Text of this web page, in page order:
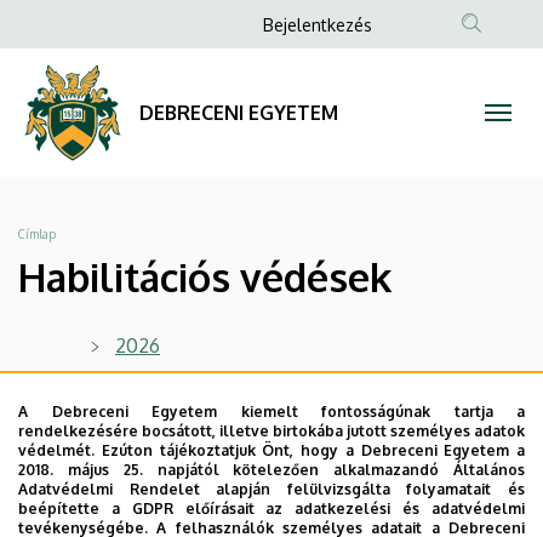
védések
DEBRECENI
EGYETEM
a
tartalomra
Anonim
menüje
Bejelentkezés
DEBRECENI EGYETEM
Morzsa
Címlap
Habilitációs védések
2026
2024
2023
2022
A Debreceni Egyetem kiemelt fontosságúnak tartja a
rendelkezésére bocsátott, illetve birtokába jutott személyes adatok
védelmét. Ezúton tájékoztatjuk Önt, hogy a Debreceni Egyetem a
2018. május 25. napjától kötelezően alkalmazandó Általános
Adatvédelmi Rendelet alapján felülvizsgálta folyamatait és
beépítette a GDPR előírásait az adatkezelési és adatvédelmi
tevékenységébe. A felhasználók személyes adatait a Debreceni